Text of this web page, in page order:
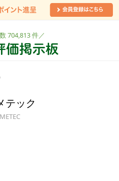
704,813 件／
テック